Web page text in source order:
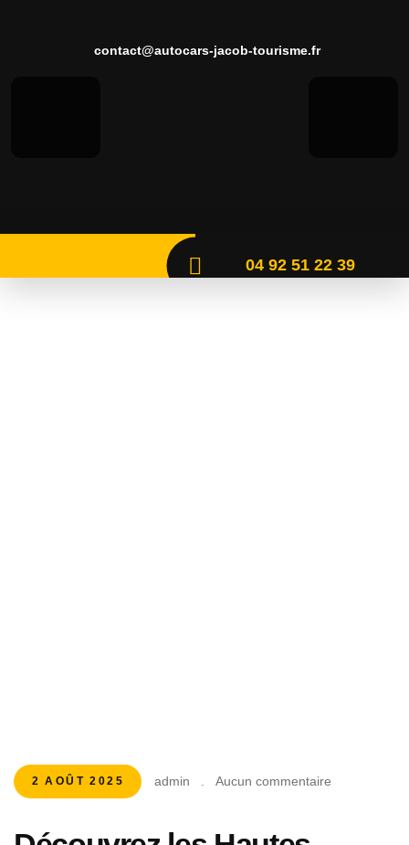
contact@autocars-jacob-tourisme.fr
04 92 51 22 39
2 AOÛT 2025 admin Aucun commentaire